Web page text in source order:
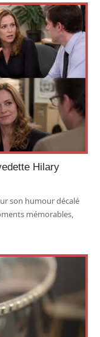
Hilary
son humour décalé
mémorables,